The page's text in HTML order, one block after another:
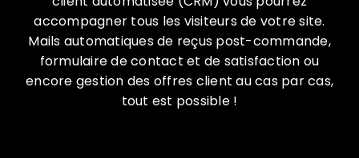
accompagner tous les visiteurs de votre site.
Mails automatiques de reçus post-commande,
formulaire de contact et de satisfaction ou
encore gestion des offres client au cas par cas,
tout est possible !